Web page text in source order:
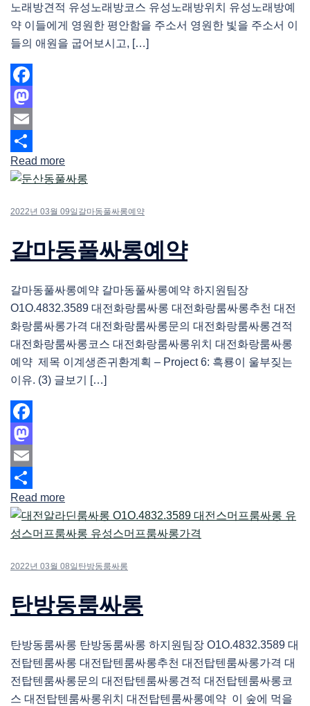
노래방견적 유성노래방코스 유성노래방위치 유성노래방예
약 이들에게 영원한 평안함을 주소서 영원한 빛을 주소서 이
들의 애원을 굽어보시고, […]
Facebook
Mastodon
Email
Share
Read more
2022년 03월 09일 갈마동풀싸롱예약
갈마동풀싸롱예약
갈마동풀싸롱예약 갈마동풀싸롱예약 하지원팀장
O1O.4832.3589 대전화랑룸싸롱 대전화랑룸싸롱추천 대전
화랑룸싸롱가격 대전화랑룸싸롱문의 대전화랑룸싸롱견적
대전화랑룸싸롱코스 대전화랑룸싸롱위치 대전화랑룸싸롱
예약 제목 이계생존귀환계획 – Project 6: 흑룡이 울부짖는
이유. (3) 글보기 […]
Facebook
Mastodon
Email
Share
Read more
2022년 03월 08일 탄방동룸싸롱
탄방동룸싸롱
탄방동룸싸롱 탄방동룸싸롱 하지원팀장 O1O.4832.3589 대
전탑텐룸싸롱 대전탑텐룸싸롱추천 대전탑텐룸싸롱가격 대
전탑텐룸싸롱문의 대전탑텐룸싸롱견적 대전탑텐룸싸롱코
스 대전탑텐룸싸롱위치 대전탑텐룸싸롱예약 이 숲에 먹을